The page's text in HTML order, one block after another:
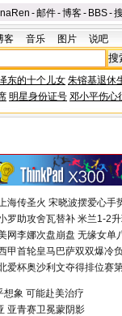
-邮件-博客- BBS-
客 音乐 图片 说吧
东的十个儿女 朱镕基退休
明星身份证号 邓小平伤心
海传圣火 宋晓波摆爱心手
罗助攻舍瓦替补 米兰1-2
网李娜次盘崩盘 无缘女单
甲首轮皇马巴萨双双爆冷
爱杯奥沙利文夺得排位赛
象 可能赴美治疗
亚青赛卫冕蒙阴影